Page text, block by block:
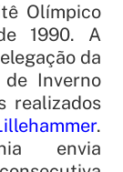
Olímpico
1990. A
da
Inverno
realizados
.
envia